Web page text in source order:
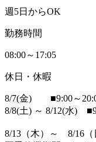
週5日からOK
勤務時間
08:00～17:05
休日・休暇
8/7(金) ■9:00～
8/8(土) ～ 8/12(水)
8/13（木）～ 8/16（